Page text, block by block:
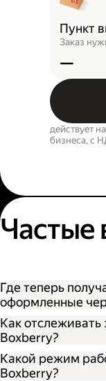
Пункт
Заказ
—
действует
бизнеса, c
Частые
Где теперь
оформленные
Как
Boxberry?
Какой режим
Boxberry?